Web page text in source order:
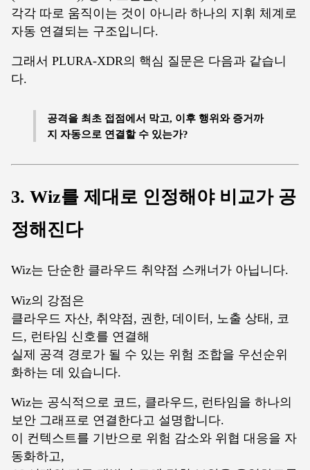
각각 따로 움직이는 것이 아니라 하나의 지휘 체계로
자동 연결되는 구조입니다.
그래서 PLURA-XDR의 핵심 질문은 다음과 같습니
다.
공격을 최초 접점에서 막고, 이후 행위와 증거까
지 자동으로 연결할 수 있는가?
3. Wiz를 제대로 인정해야 비교가 공
정해진다
Wiz는 단순한 클라우드 취약점 스캐너가 아닙니다.
Wiz의 강점은
클라우드 자산, 취약점, 권한, 데이터, 노출 상태, 코
드, 런타임 신호를 연결해
실제 공격 경로가 될 수 있는 위험 조합을 우선순위
화하는 데 있습니다.
Wiz는 공식적으로 코드, 클라우드, 런타임을 하나의
보안 그래프로 연결한다고 설명합니다.
이 컨텍스트를 기반으로 위험 감소와 위협 대응을 자
동화하고,